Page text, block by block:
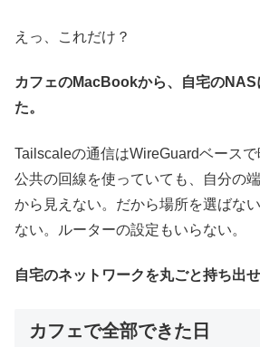
えっ、これだけ？
カフェのMacBookから、自宅のNAS
た。
Tailscaleの通信はWireGuardベースで
公共の回線を使っていても、自分の
から見えない。だから場所を選ばな
ない。ルーターの設定もいらない。
自宅のネットワークを丸ごと持ち出
カフェで全部できた日